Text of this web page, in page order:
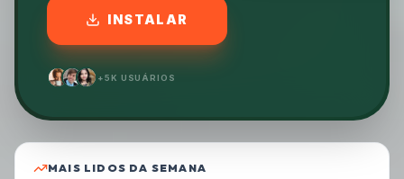
INSTALAR
+5K USUÁRIOS
MAIS LIDOS DA SEMANA